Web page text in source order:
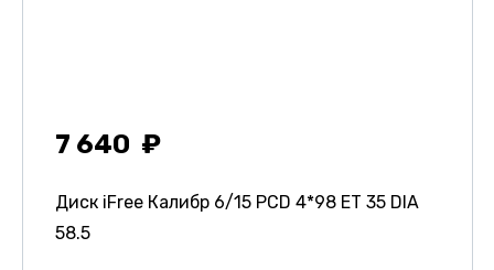
7 640
Диск iFree Калибр 6/15 PCD 4*98 ET 35 DIA
58.5